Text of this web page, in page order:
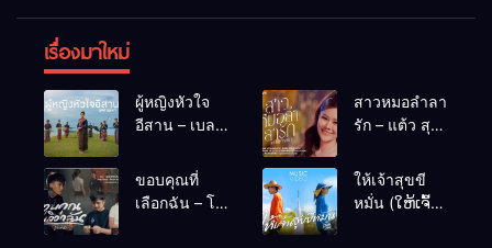
เรื่องมาใหม่
ผู้หญิงหัวใจ
อีสาน – เบลล์
[COVER
VERSION]
สาวหมอลำลา
รัก – แต้ว สุ
ขอบคุณที่
เลือกฉัน – โต๋
ให้เจ้าสุขขี
หมั่น (ໃຫ້ເຈົ້າ